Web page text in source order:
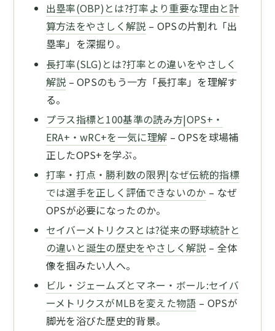
出塁率(OBP)とは?打率より重要な理由と計
算方法をやさしく解説 – OPSの片割れ「出
塁率」を深掘り。
長打率(SLG)とは?打率との違いをやさしく
解説 – OPSのもう一方「長打率」を理解す
る。
プラス指標と100基準の読み方|OPS+・
ERA+・wRC+を一気に理解 – OPSを球場補
正したOPS+を学ぶ。
打率・打点・勝利数の限界|なぜ伝統的指標
では選手を正しく評価できないのか – なぜ
OPSが必要になったのか。
セイバーメトリクスとは?従来の野球統計と
の違いと誕生の歴史をやさしく解説 – 全体
像を掴みたい人へ。
ビル・ジェームズとマネー・ボール:セイバ
ーメトリクスがMLBを変えた物語 – OPSが
脚光を浴びた歴史的背景。